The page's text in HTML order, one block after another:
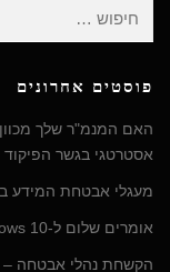
פוסטים אחרונים
האם המנמ"ר שלך
אסטרטגי בגשר הפיקוד
מעגלי אבטחת המידע
אומרים שלום ל-Windows 10: הגיע הזמן להתקדם!
הקשחת נהלי אבטחה –